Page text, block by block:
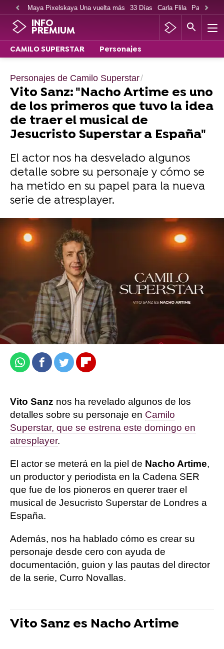
Maya Pixelskaya Una vuelta más 33 Días Carla Flila Paco
INFO
PREMIUM
CAMILO SUPERSTAR Personajes
Personajes de Camilo Superstar
Vito Sanz: "Nacho Artime es uno
de los primeros que tuvo la idea
de traer el musical de
Jesucristo Superstar a España"
El actor nos ha desvelado algunos
detalle sobre su personaje y cómo se
ha metido en su papel para la nueva
serie de atresplayer.
El domingo, estreno de Camilo Superstar
en atresplayer
Jennifer Álvarez
Publicado: 16 de noviembre de 2023, 10:10
WhatsappFacebook
TwitterFlipboard
Vito Sanz nos ha revelado algunos de los
detalles sobre su personaje en Camilo
Superstar, que se estrena este domingo en
atresplayer.
El actor se meterá en la piel de Nacho Artime,
un productor y periodista en la Cadena SER
que fue de los pioneros en querer traer el
musical de Jesucristo Superstar de Londres a
España.
Además, nos ha hablado cómo es crear su
personaje desde cero con ayuda de
documentación, guion y las pautas del director
de la serie, Curro Novallas.
Vito Sanz es Nacho Artime